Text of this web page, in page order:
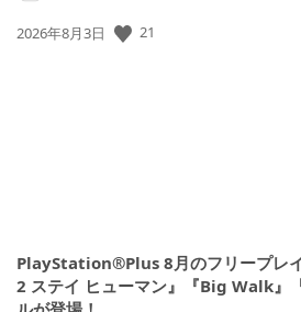
公
2026年8月3日 21
PlayStation®Plus 8月のフリープレ
2 ステイ ヒューマン』『Big Walk』